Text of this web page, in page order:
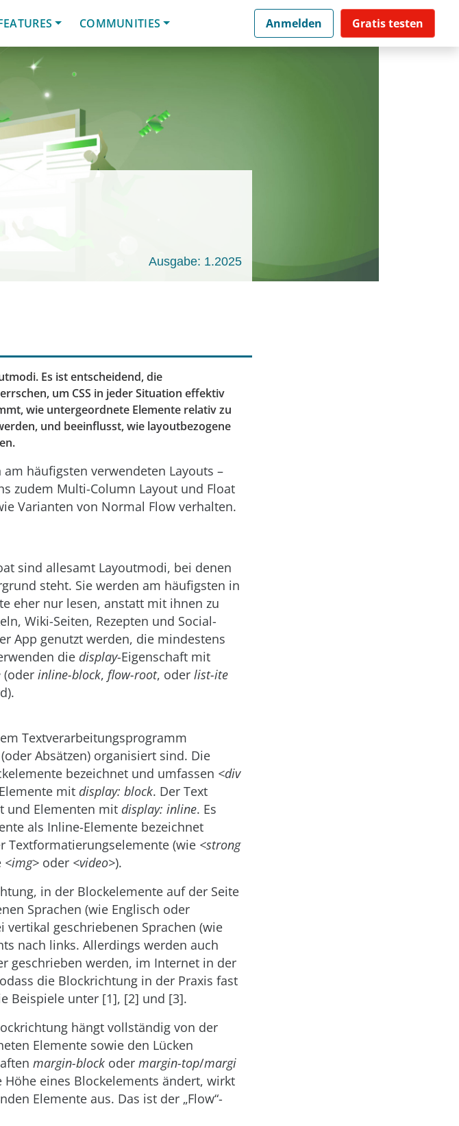
COMMUNITIES Anmelden Gratis testen
Ausgabe: 1.2025
Es ist entscheidend, die
um CSS in jeder Situation effektiv
wie untergeordnete Elemente relativ zu
und beeinflusst, wie layoutbezogene
häufigsten verwendeten Layouts –
zudem Multi-Column Layout und Float
Varianten von Normal Flow verhalten.
sind allesamt Layoutmodi, bei denen
steht. Sie werden am häufigsten in
eher nur lesen, anstatt mit ihnen zu
Wiki-Seiten, Rezepten und Social-
App genutzt werden, die mindestens
die display-Eigenschaft mit
(oder inline-block, flow-root, oder list-ite
Textverarbeitungsprogramm
Absätzen) organisiert sind. Die
bezeichnet und umfassen <div
mit display: block. Der Text
und Elementen mit display: inline. Es
als Inline-Elemente bezeichnet
Textformatierungselemente (wie <strong
<img> oder <video>).
in der Blockelemente auf der Seite
Sprachen (wie Englisch oder
geschriebenen Sprachen (wie
nach links. Allerdings werden auch
geschrieben werden, im Internet in der
die Blockrichtung in der Praxis fast
Beispiele unter [1], [2] und [3].
hängt vollständig von der
Elemente sowie den Lücken
margin-block oder margin-top/margi
eines Blockelements ändert, wirkt
Elemente aus. Das ist der „Flow“-